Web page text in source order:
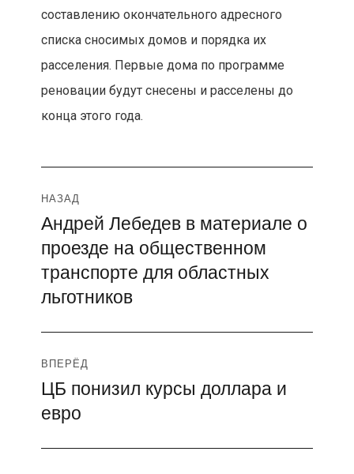
составлению окончательного адресного
списка сносимых домов и порядка их
расселения. Первые дома по программе
реновации будут снесены и расселены до
конца этого года.
Навигация
по
записям
НАЗАД
Предыдущая
запись:
Андрей Лебедев в материале о
проезде на общественном
транспорте для областных
льготников
ВПЕРЁД
Следующая
запись:
ЦБ понизил курсы доллара и
евро